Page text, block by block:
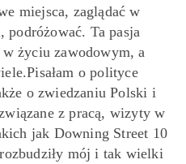
miejsca, zaglądać w
podróżować. Ta pasja
życiu zawodowym, a
o polityce
o zwiedzaniu Polski i
z pracą, wizyty w
jak Downing Street 10
mój i tak wielki